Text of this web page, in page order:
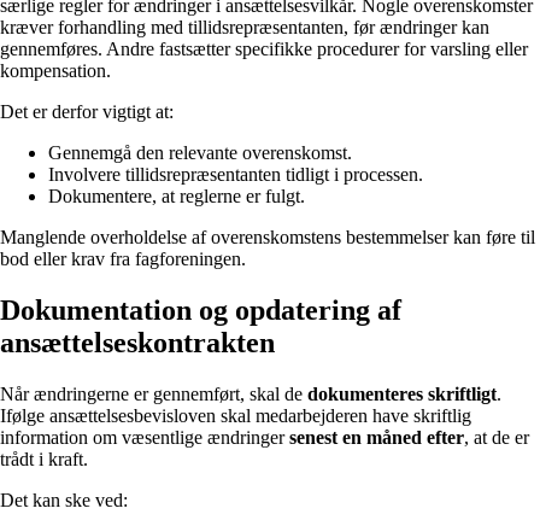
særlige regler for ændringer i ansættelsesvilkår. Nogle overenskomster
kræver forhandling med tillidsrepræsentanten, før ændringer kan
gennemføres. Andre fastsætter specifikke procedurer for varsling eller
kompensation.
Det er derfor vigtigt at:
Gennemgå den relevante overenskomst.
Involvere tillidsrepræsentanten tidligt i processen.
Dokumentere, at reglerne er fulgt.
Manglende overholdelse af overenskomstens bestemmelser kan føre til
bod eller krav fra fagforeningen.
Dokumentation og opdatering af
ansættelseskontrakten
Når ændringerne er gennemført, skal de dokumenteres skriftligt.
Ifølge ansættelsesbevisloven skal medarbejderen have skriftlig
information om væsentlige ændringersenest en måned efter, at de er
trådt i kraft.
Det kan ske ved: